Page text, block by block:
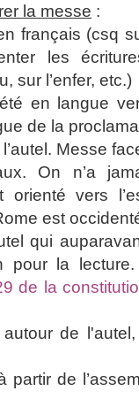
la messe :
français (csq
les
sur l’enfer, etc.)
en langue
de la
Messe
On n’a
orienté vers
est
qui
pour la
de la
de
partir de